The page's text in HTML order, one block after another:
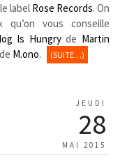
label Rose Records. On
qu’on vous conseille
Is Hungryde Martin
de M.ono. (SUITE…)
JEUDI
28
MAI 2015